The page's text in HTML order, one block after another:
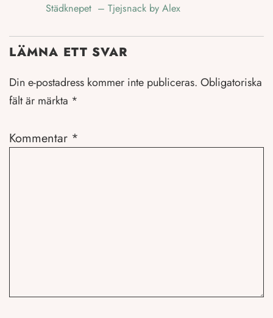
Städknepet – Tjejsnack by Alex
LÄMNA ETT SVAR
Din e-postadress kommer inte publiceras. Obligatoriska
fält är märkta *
Kommentar *